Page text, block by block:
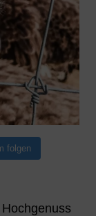
folgen